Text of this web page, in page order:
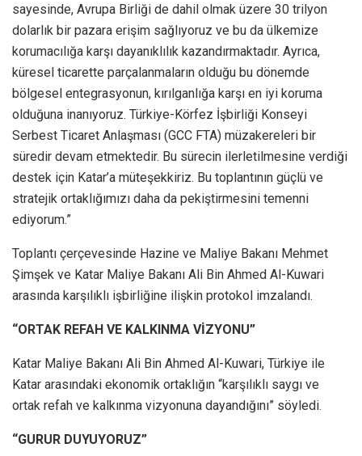
sayesinde, Avrupa Birliği de dahil olmak üzere 30 trilyon
dolarlık bir pazara erişim sağlıyoruz ve bu da ülkemize
korumacılığa karşı dayanıklılık kazandırmaktadır. Ayrıca,
küresel ticarette parçalanmaların olduğu bu dönemde
bölgesel entegrasyonun, kırılganlığa karşı en iyi koruma
olduğuna inanıyoruz. Türkiye-Körfez İşbirliği Konseyi
Serbest Ticaret Anlaşması (GCC FTA) müzakereleri bir
süredir devam etmektedir. Bu sürecin ilerletilmesine verdiği
destek için Katar’a müteşekkiriz. Bu toplantının güçlü ve
stratejik ortaklığımızı daha da pekiştirmesini temenni
ediyorum.”
Toplantı çerçevesinde Hazine ve Maliye Bakanı Mehmet
Şimşek ve Katar Maliye Bakanı Ali Bin Ahmed Al-Kuwari
arasında karşılıklı işbirliğine ilişkin protokol imzalandı.
“ORTAK REFAH VE KALKINMA VİZYONU”
Katar Maliye Bakanı Ali Bin Ahmed Al-Kuwari, Türkiye ile
Katar arasındaki ekonomik ortaklığın “karşılıklı saygı ve
ortak refah ve kalkınma vizyonuna dayandığını” söyledi.
“GURUR DUYUYORUZ”